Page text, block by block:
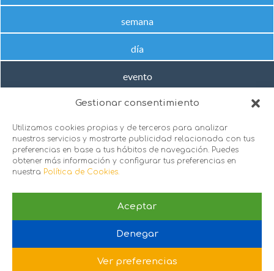
Gestionar consentimiento
Utilizamos cookies propias y de terceros para analizar
nuestros servicios y mostrarte publicidad relacionada con tus
preferencias en base a tus hábitos de navegación. Puedes
obtener más información y configurar tus preferencias en
nuestra Política de Cookies.
Aceptar
Denegar
Ver preferencias
semana
día
evento
C/ Santa Engracia 151, 1º puerta 2 y 3, 28003. Madrid
Política de Privacidad
Política de Cookies